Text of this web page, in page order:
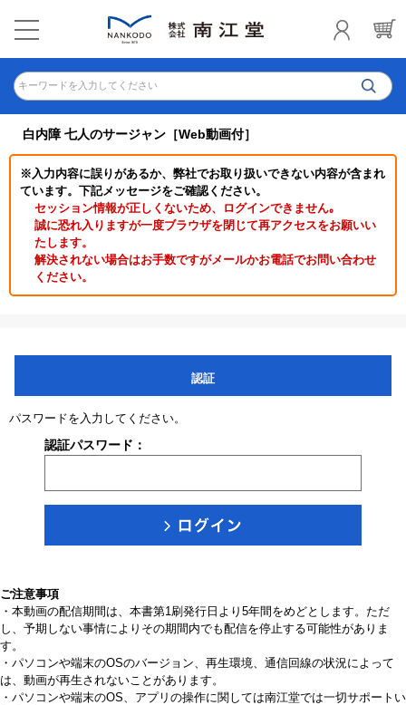
キーワードを入力してください
白内障 七人のサージャン［Web動画付］
※入力内容に誤りがあるか、弊社でお取り扱いできない内容が含まれ
ています。下記メッセージをご確認ください。
セッション情報が正しくないため、ログインできません｡
誠に恐れ入りますが一度ブラウザを閉じて再アクセスをお願いい
たします。
解決されない場合はお手数ですがメールかお電話でお問い合わせ
ください。
認証
パスワードを入力してください。
認証パスワード：
ご注意事項
・本動画の配信期間は、本書第1刷発行日より5年間をめどとします。ただ
し、予期しない事情によりその期間内でも配信を停止する可能性がありま
す。
・パソコンや端末のOSのバージョン、再生環境、通信回線の状況によって
は、動画が再生されないことがあります。
・パソコンや端末のOS、アプリの操作に関しては南江堂では一切サポートい